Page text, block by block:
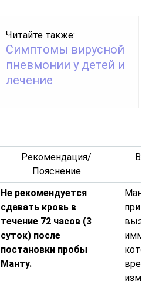
Читайте также:
Симптомы вирусной
пневмонии у детей и
лечение
Рекомендация/
Пояснение
Не рекомендуется
сдавать кровь в
течение 72 часов (3
суток) после
постановки пробы
Манту.